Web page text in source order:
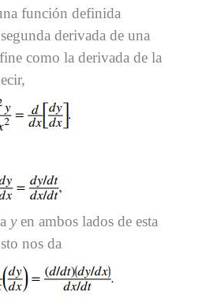
función definida
derivada de una
como la derivada de la
yen ambos lados de esta
nos da